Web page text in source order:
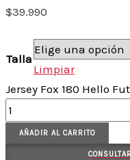
$39.990
Talla
Limpiar
Jersey Fox 180 Hello
AÑADIR AL CARRITO